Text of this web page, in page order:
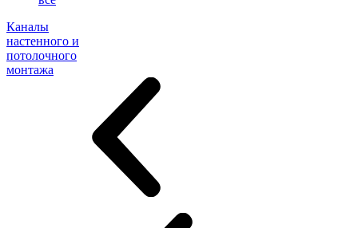
Каналы
настенного и
потолочного
монтажа